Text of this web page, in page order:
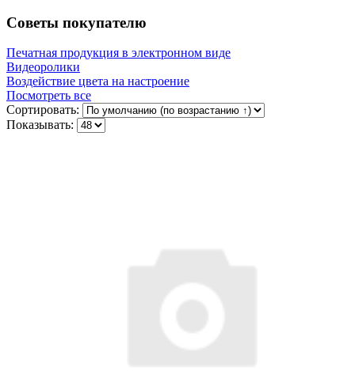
Советы покупателю
Печатная продукция в электронном виде
Видеоролики
Воздействие цвета на настроение
Посмотреть все
Сортировать:
Показывать: